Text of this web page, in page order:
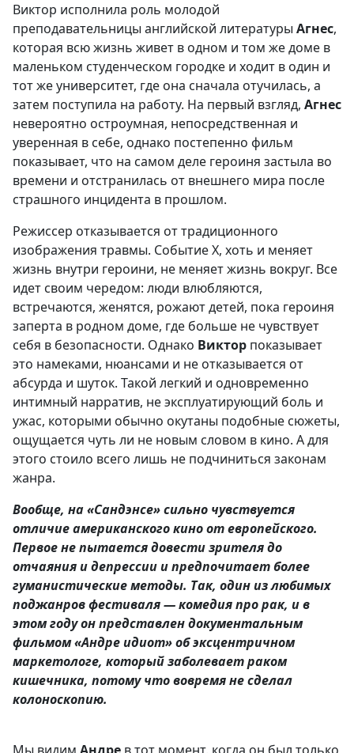
Виктор исполнила роль молодой
преподавательницы английской литературы Агнес,
которая всю жизнь живет в одном и том же доме в
маленьком студенческом городке и ходит в один и
тот же университет, где она сначала отучилась, а
затем поступила на работу. На первый взгляд, Агнес
невероятно остроумная, непосредственная и
уверенная в себе, однако постепенно фильм
показывает, что на самом деле героиня застыла во
времени и отстранилась от внешнего мира после
страшного инцидента в прошлом.
Режиссер отказывается от традиционного
изображения травмы. Событие X, хоть и меняет
жизнь внутри героини, не меняет жизнь вокруг. Все
идет своим чередом: люди влюбляются,
встречаются, женятся, рожают детей, пока героиня
заперта в родном доме, где больше не чувствует
себя в безопасности. Однако Виктор показывает
это намеками, нюансами и не отказывается от
абсурда и шуток. Такой легкий и одновременно
интимный нарратив, не эксплуатирующий боль и
ужас, которыми обычно окутаны подобные сюжеты,
ощущается чуть ли не новым словом в кино. А для
этого стоило всего лишь не подчиниться законам
жанра.
Вообще, на «Сандэнсе» сильно чувствуется
отличие американского кино от европейского.
Первое не пытается довести зрителя до
отчаяния и депрессии и предпочитает более
гуманистические методы. Так, один из любимых
поджанров фестиваля — комедия про рак, и в
этом году он представлен документальным
фильмом «Андре идиот» об эксцентричном
маркетологе, который заболевает раком
кишечника, потому что вовремя не сделал
колоноскопию.